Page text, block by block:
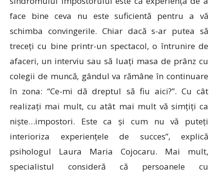
face bine ceva nu este suficientă pentru a vă
schimba convingerile. Chiar dacă s-ar putea să
treceți cu bine printr-un spectacol, o întrunire de
afaceri, un interviu sau să luați masa de prânz cu
colegii de muncă, gândul va rămâne în continuare
în zona: “Ce-mi dă dreptul să fiu aici?”. Cu cât
realizați mai mult, cu atât mai mult vă simțiți ca
niște…impostori. Este ca și cum nu vă puteți
interioriza experiențele de succes”, explică
psihologul Laura Maria Cojocaru. Mai mult,
specialistul consideră că persoanele cu